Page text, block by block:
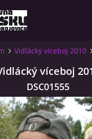
2023 - VIDEO
Vidlácký víceboj 2010
víceboj
DSC01555